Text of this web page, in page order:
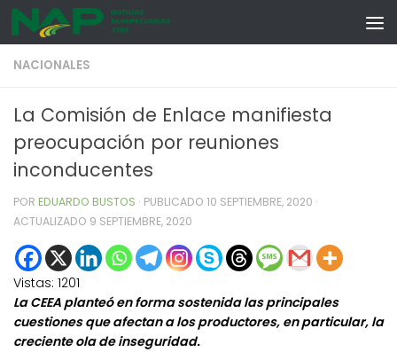
Skip to content
NACIONALES
La Comisión de Enlace manifiesta
preocupación por reuniones
inconducentes
POR EDUARDO BUSTOS · PUBLICADO 10 SEPTIEMBRE, 2020 ·
ACTUALIZADO 9 SEPTIEMBRE, 2020
Vistas: 1201
La CEEA planteó en forma sostenida las principales
cuestiones que afectan a los productores, en particular, la
creciente ola de inseguridad.